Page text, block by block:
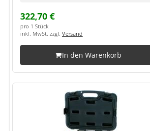
322,70 €
pro 1 Stück
inkl. MwSt. zzgl. Versand
In den Warenkorb